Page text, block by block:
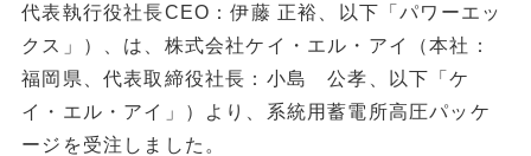
代表執行役社長CEO：伊藤 正裕、以下「パワーエッ
クス」）、は、株式会社ケイ・エル・アイ（本社：
福岡県、代表取締役社長：小島 公孝、以下「ケ
イ・エル・アイ」）より、系統用蓄電所高圧パッケ
ージを受注しました。